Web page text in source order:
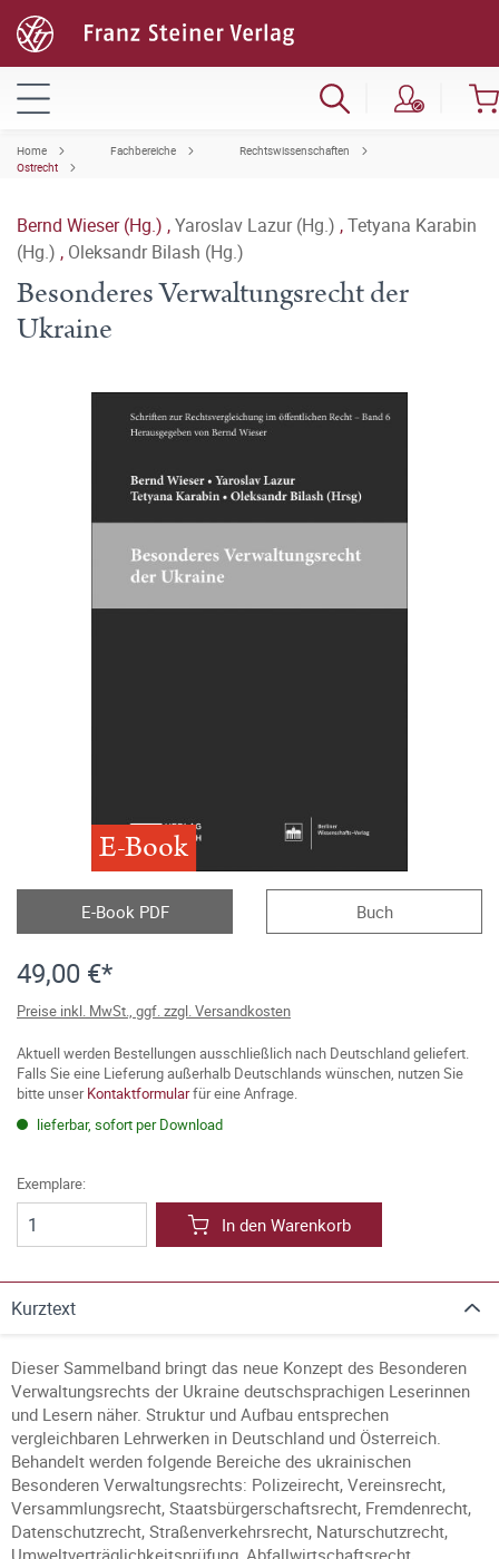
Home Fachbereiche
Rechtswissenschaften
Ostrecht
Bernd Wieser (Hg.) ,Yaroslav Lazur (Hg.) ,Tetyana Karabin
(Hg.) , Oleksandr Bilash (Hg.)
Besonderes Verwaltungsrecht der
Ukraine
E-Book
E-Book PDF Buch
49,00 €*
Preise inkl. MwSt., ggf. zzgl. Versandkosten
Aktuell werden Bestellungen ausschließlich nach Deutschland geliefert.
Falls Sie eine Lieferung außerhalb Deutschlands wünschen, nutzen Sie
bitte unserKontaktformularfür eine Anfrage.
lieferbar, sofort per Download
Exemplare:
In den Warenkorb
Kurztext
Dieser Sammelband bringt das neue Konzept des Besonderen
Verwaltungsrechts der Ukraine deutschsprachigen Leserinnen
und Lesern näher. Struktur und Aufbau entsprechen
vergleichbaren Lehrwerken in Deutschland und Österreich.
Behandelt werden folgende Bereiche des ukrainischen
Besonderen Verwaltungsrechts: Polizeirecht, Vereinsrecht,
Versammlungsrecht, Staatsbürgerschaftsrecht, Fremdenrecht,
Datenschutzrecht, Straßenverkehrsrecht, Naturschutzrecht,
Umweltverträglichkeitsprüfung, Abfallwirtschaftsrecht,